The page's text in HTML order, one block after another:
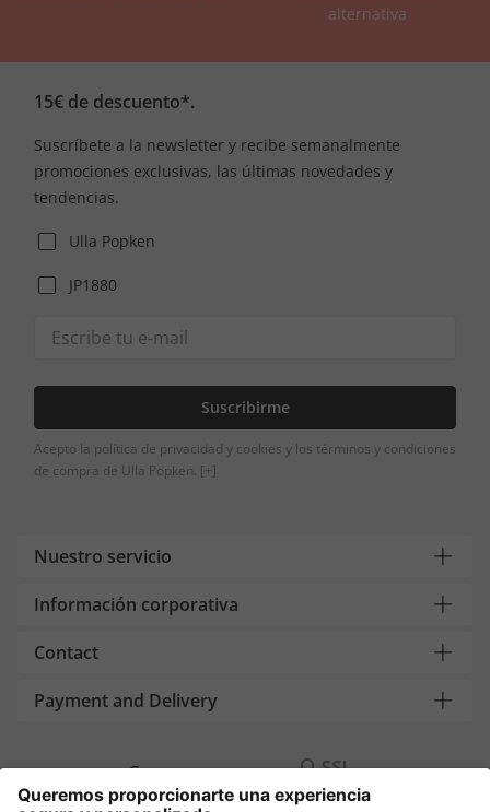
alternativa
15€ de descuento*.
Suscríbete a la newsletter y recibe semanalmente
promociones exclusivas, las últimas novedades y
tendencias.
Ulla Popken
JP1880
Suscribirme
Acepto la política de privacidad y cookies y los términos y condiciones
de compra de Ulla Popken. [+]
Nuestro servicio
Información corporativa
Contact
Payment and Delivery
Compra segura con